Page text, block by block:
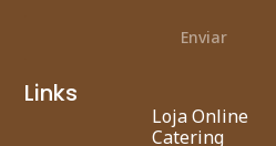
Enviar
Links
Loja Online
Catering